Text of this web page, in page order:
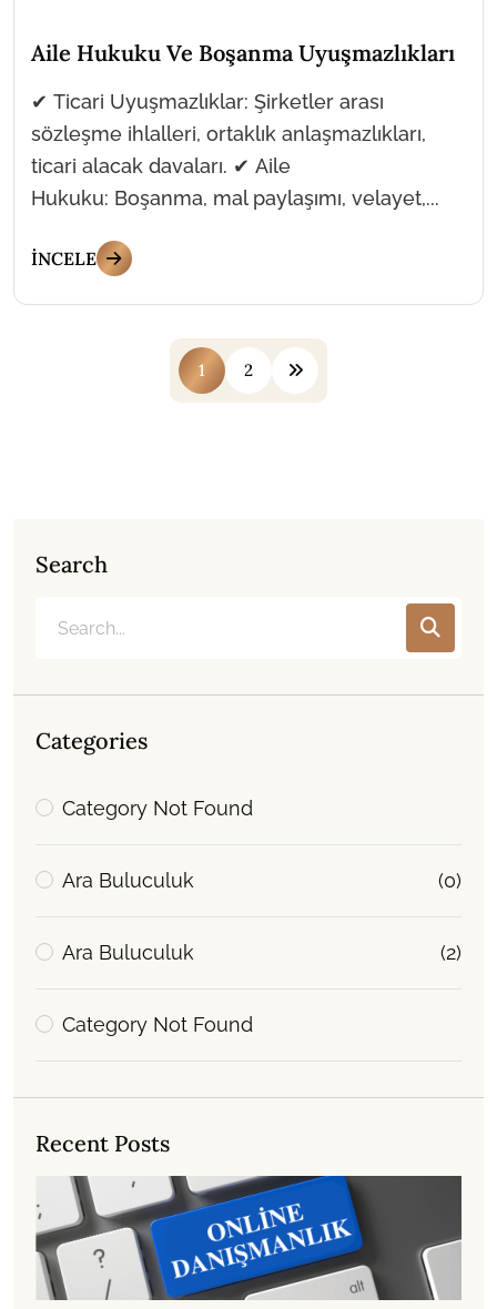
Aile Hukuku Ve Boşanma Uyuşmazlıkları
✔ Ticari Uyuşmazlıklar: Şirketler arası
sözleşme ihlalleri, ortaklık anlaşmazlıkları,
ticari alacak davaları. ✔ Aile
Hukuku: Boşanma, mal paylaşımı, velayet,...
İNCELE
1 2
Search
Categories
Category Not Found
Ara Buluculuk (0)
Ara Buluculuk (2)
Category Not Found
Recent Posts